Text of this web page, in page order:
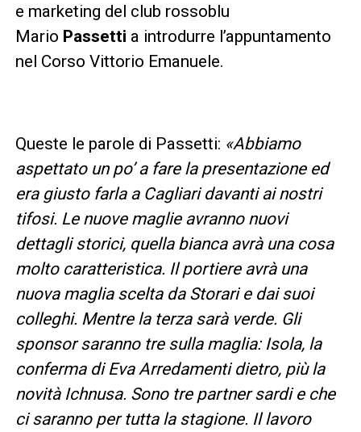
e marketing del club rossoblu
Mario Passetti a introdurre l’appuntamento
nel Corso Vittorio Emanuele.
Queste le parole di Passetti: «Abbiamo
aspettato un po’ a fare la presentazione ed
era giusto farla a Cagliari davanti ai nostri
tifosi. Le nuove maglie avranno nuovi
dettagli storici, quella bianca avrà una cosa
molto caratteristica. Il portiere avrà una
nuova maglia scelta da Storari e dai suoi
colleghi. Mentre la terza sarà verde. Gli
sponsor saranno tre sulla maglia: Isola, la
conferma di Eva Arredamenti dietro, più la
novità Ichnusa. Sono tre partner sardi e che
ci saranno per tutta la stagione. Il lavoro